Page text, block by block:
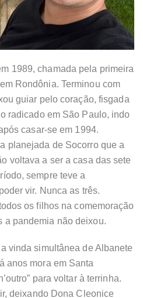
1989, chamada pela primeira
Rondônia. Terminou com
guiar pelo coração, fisgada
radicado em São Paulo, indo
casar-se em 1994.
planejada de Socorro que a
voltava a ser a casa das sete
sempre teve a
vir. Nunca as três.
os filhos na comemoração
a pandemia não deixou.
vinda simultânea de Albanete
anos mora em Santa
para voltar à terrinha.
deixando Dona Cleonice